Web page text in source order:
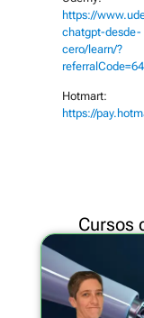
https://
chatgpt-desde-
cero/learn/?
Hotmart:
https://
Cursos